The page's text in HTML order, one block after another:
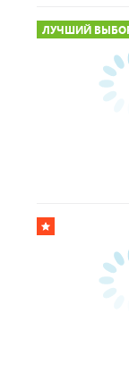
ЛУЧШИЙ